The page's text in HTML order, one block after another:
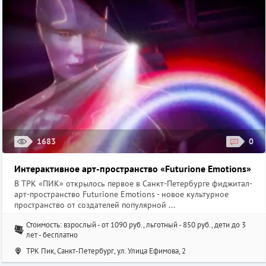
1683 0
Интерактивное арт-пространство «Futurione Emotions»
В ТРК «ПИК» открылось первое в Санкт-Петербурге фиджитал-
арт-пространство Futurione Emotions - новое культурное
пространство от создателей популярной ...
Стоимость: взрослый - от 1090 руб., льготный - 850 руб., дети до 3
лет - бесплатно
ТРК Пик, Санкт-Петербург, ул. ​Улица Ефимова, 2